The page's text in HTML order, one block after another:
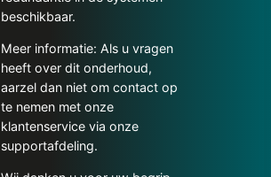
beschikbaar.
Meer informatie: Als u vragen
heeft over dit onderhoud,
aarzel dan niet om contact op
te nemen met onze
klantenservice via onze
supportafdeling.